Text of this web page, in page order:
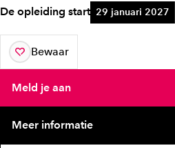
De opleiding start 29 januari 2027
Bewaar
aan je favorieten
Meld je aan
Meer informatie